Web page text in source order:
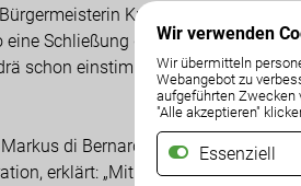
Wir verwenden
Wir übermitteln
Webangebot zu
aufgeführten Zwecken
"Alle akzeptieren"
Essenziell
Knauder aus St. Andrä
Schließung der dortigen
schon einstimmige Beschlüsse
di Bernardo, Mitglied des
erklärt: „Mit der heutigen